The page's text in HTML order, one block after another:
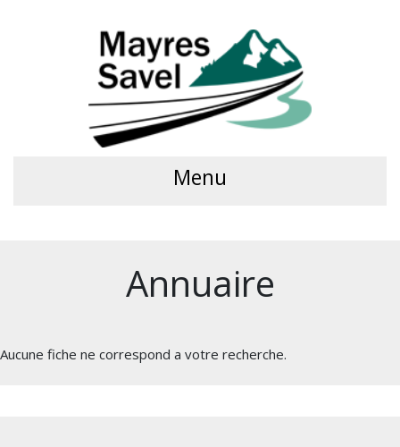
Menu
Annuaire
Aucune fiche ne correspond a votre recherche.